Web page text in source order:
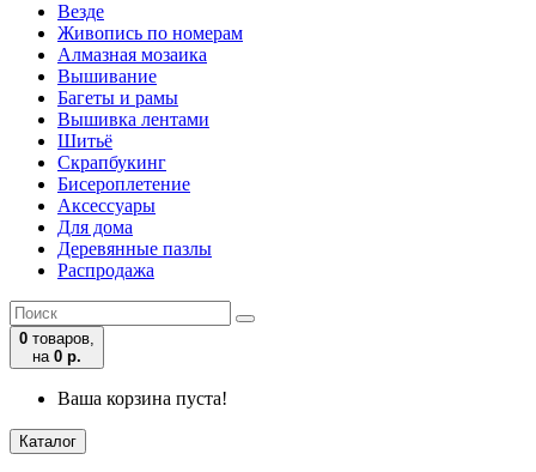
Везде
Живопись по номерам
Алмазная мозаика
Вышивание
Багеты и рамы
Вышивка лентами
Шитьё
Скрапбукинг
Бисероплетение
Аксессуары
Для дома
Деревянные пазлы
Распродажа
0 товаров,
на 0 р.
Ваша корзина пуста!
Каталог